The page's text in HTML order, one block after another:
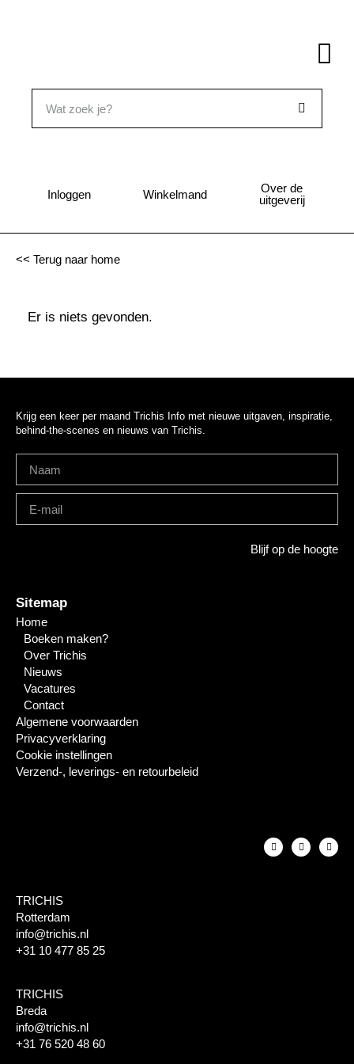
Inloggen Winkelmand
Over de
uitgeverij
<< Terug naar home
Er is niets gevonden.
Krijg een keer per maand Trichis Info met nieuwe uitgaven, inspiratie,
behind-the-scenes en nieuws van Trichis.
Blijf op de hoogte
Sitemap
Home
Boeken maken?
Over Trichis
Nieuws
Vacatures
Contact
Algemene voorwaarden
Privacyverklaring
Cookie instellingen
Verzend-, leverings- en retourbeleid
TRICHIS
Rotterdam
info@trichis.nl
+31 10 477 85 25
TRICHIS
Breda
info@trichis.nl
+31 76 520 48 60